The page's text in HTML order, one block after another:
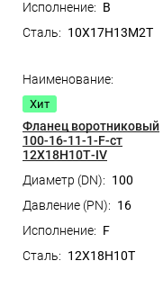
B
10Х17Н13М2Т
Хит
Фланец воротниковый
100-16-11-1-F-ст
12Х18Н10Т-IV
100
16
F
12Х18Н10Т